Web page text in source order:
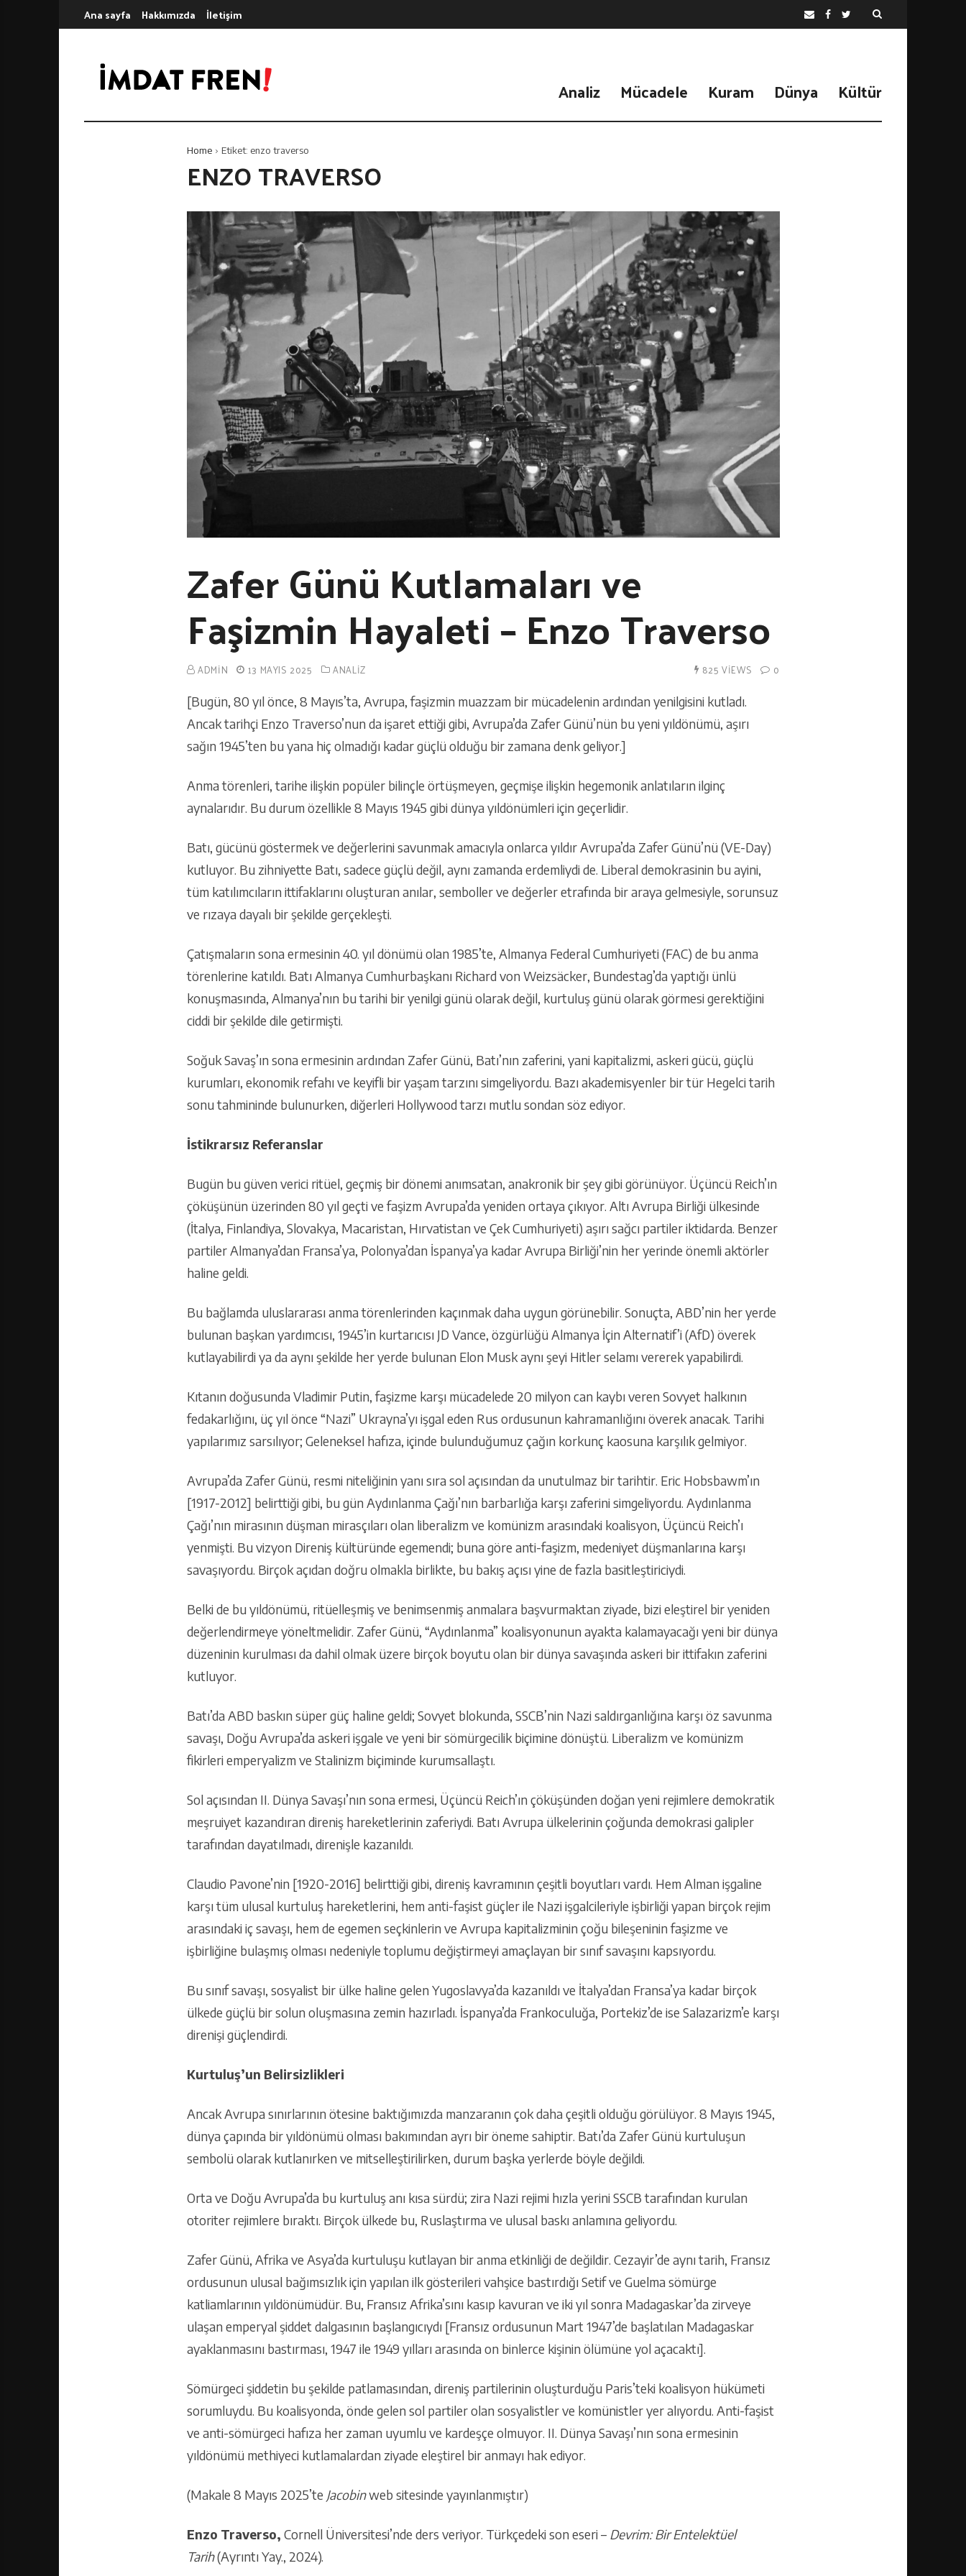
k
m
Ana sayfa Hakkımızda İletişim
Analiz Mücadele Kuram Dünya Kültür
Home Etiket: enzo traverso
ENZO TRAVERSO
Zafer Günü Kutlamaları ve
Faşizmin Hayaleti – Enzo Traverso
ADMIN 13 MAYIS 2025 ANALIZ 825 VIEWS 0
[Bugün, 80 yıl önce, 8 Mayıs’ta, Avrupa, faşizmin muazzam bir mücadelenin ardından yenilgisini kutladı.
Ancak tarihçi Enzo Traverso’nun da işaret ettiği gibi, Avrupa’da Zafer Günü’nün bu yeni yıldönümü, aşırı
sağın 1945’ten bu yana hiç olmadığı kadar güçlü olduğu bir zamana denk geliyor.]
Anma törenleri, tarihe ilişkin popüler bilinçle örtüşmeyen, geçmişe ilişkin hegemonik anlatıların ilginç
aynalarıdır. Bu durum özellikle 8 Mayıs 1945 gibi dünya yıldönümleri için geçerlidir.
Batı, gücünü göstermek ve değerlerini savunmak amacıyla onlarca yıldır Avrupa’da Zafer Günü’nü (VE-Day)
kutluyor. Bu zihniyette Batı, sadece güçlü değil, aynı zamanda erdemliydi de. Liberal demokrasinin bu ayini,
tüm katılımcıların ittifaklarını oluşturan anılar, semboller ve değerler etrafında bir araya gelmesiyle, sorunsuz
ve rızaya dayalı bir şekilde gerçekleşti.
Çatışmaların sona ermesinin 40. yıl dönümü olan 1985’te, Almanya Federal Cumhuriyeti (FAC) de bu anma
törenlerine katıldı. Batı Almanya Cumhurbaşkanı Richard von Weizsäcker, Bundestag’da yaptığı ünlü
konuşmasında, Almanya’nın bu tarihi bir yenilgi günü olarak değil, kurtuluş günü olarak görmesi gerektiğini
ciddi bir şekilde dile getirmişti.
Soğuk Savaş’ın sona ermesinin ardından Zafer Günü, Batı’nın zaferini, yani kapitalizmi, askeri gücü, güçlü
kurumları, ekonomik refahı ve keyifli bir yaşam tarzını simgeliyordu. Bazı akademisyenler bir tür Hegelci tarih
sonu tahmininde bulunurken, diğerleri Hollywood tarzı mutlu sondan söz ediyor.
İstikrarsız Referanslar
Bugün bu güven verici ritüel, geçmiş bir dönemi anımsatan, anakronik bir şey gibi görünüyor. Üçüncü Reich’ın
çöküşünün üzerinden 80 yıl geçti ve faşizm Avrupa’da yeniden ortaya çıkıyor. Altı Avrupa Birliği ülkesinde
(İtalya, Finlandiya, Slovakya, Macaristan, Hırvatistan ve Çek Cumhuriyeti) aşırı sağcı partiler iktidarda. Benzer
partiler Almanya’dan Fransa’ya, Polonya’dan İspanya’ya kadar Avrupa Birliği’nin her yerinde önemli aktörler
haline geldi.
Bu bağlamda uluslararası anma törenlerinden kaçınmak daha uygun görünebilir. Sonuçta, ABD’nin her yerde
bulunan başkan yardımcısı, 1945’in kurtarıcısı JD Vance, özgürlüğü Almanya İçin Alternatif’i (AfD) överek
kutlayabilirdi ya da aynı şekilde her yerde bulunan Elon Musk aynı şeyi Hitler selamı vererek yapabilirdi.
Kıtanın doğusunda Vladimir Putin, faşizme karşı mücadelede 20 milyon can kaybı veren Sovyet halkının
fedakarlığını, üç yıl önce “Nazi” Ukrayna’yı işgal eden Rus ordusunun kahramanlığını överek anacak. Tarihi
yapılarımız sarsılıyor; Geleneksel hafıza, içinde bulunduğumuz çağın korkunç kaosuna karşılık gelmiyor.
Avrupa’da Zafer Günü, resmi niteliğinin yanı sıra sol açısından da unutulmaz bir tarihtir. Eric Hobsbawm’ın
[1917-2012] belirttiği gibi, bu gün Aydınlanma Çağı’nın barbarlığa karşı zaferini simgeliyordu. Aydınlanma
Çağı’nın mirasının düşman mirasçıları olan liberalizm ve komünizm arasındaki koalisyon, Üçüncü Reich’ı
yenmişti. Bu vizyon Direniş kültüründe egemendi; buna göre anti-faşizm, medeniyet düşmanlarına karşı
savaşıyordu. Birçok açıdan doğru olmakla birlikte, bu bakış açısı yine de fazla basitleştiriciydi.
Belki de bu yıldönümü, ritüelleşmiş ve benimsenmiş anmalara başvurmaktan ziyade, bizi eleştirel bir yeniden
değerlendirmeye yöneltmelidir. Zafer Günü, “Aydınlanma” koalisyonunun ayakta kalamayacağı yeni bir dünya
düzeninin kurulması da dahil olmak üzere birçok boyutu olan bir dünya savaşında askeri bir ittifakın zaferini
kutluyor.
Batı’da ABD baskın süper güç haline geldi; Sovyet blokunda, SSCB’nin Nazi saldırganlığına karşı öz savunma
savaşı, Doğu Avrupa’da askeri işgale ve yeni bir sömürgecilik biçimine dönüştü. Liberalizm ve komünizm
fikirleri emperyalizm ve Stalinizm biçiminde kurumsallaştı.
Sol açısından II. Dünya Savaşı’nın sona ermesi, Üçüncü Reich’ın çöküşünden doğan yeni rejimlere demokratik
meşruiyet kazandıran direniş hareketlerinin zaferiydi. Batı Avrupa ülkelerinin çoğunda demokrasi galipler
tarafından dayatılmadı, direnişle kazanıldı.
Claudio Pavone’nin [1920-2016] belirttiği gibi, direniş kavramının çeşitli boyutları vardı. Hem Alman işgaline
karşı tüm ulusal kurtuluş hareketlerini, hem anti-faşist güçler ile Nazi işgalcileriyle işbirliği yapan birçok rejim
arasındaki iç savaşı, hem de egemen seçkinlerin ve Avrupa kapitalizminin çoğu bileşeninin faşizme ve
işbirliğine bulaşmış olması nedeniyle toplumu değiştirmeyi amaçlayan bir sınıf savaşını kapsıyordu.
Bu sınıf savaşı, sosyalist bir ülke haline gelen Yugoslavya’da kazanıldı ve İtalya’dan Fransa’ya kadar birçok
ülkede güçlü bir solun oluşmasına zemin hazırladı. İspanya’da Frankoculuğa, Portekiz’de ise Salazarizm’e karşı
direnişi güçlendirdi.
Kurtuluş’un Belirsizlikleri
Ancak Avrupa sınırlarının ötesine baktığımızda manzaranın çok daha çeşitli olduğu görülüyor. 8 Mayıs 1945,
dünya çapında bir yıldönümü olması bakımından ayrı bir öneme sahiptir. Batı’da Zafer Günü kurtuluşun
sembolü olarak kutlanırken ve mitselleştirilirken, durum başka yerlerde böyle değildi.
Orta ve Doğu Avrupa’da bu kurtuluş anı kısa sürdü; zira Nazi rejimi hızla yerini SSCB tarafından kurulan
otoriter rejimlere bıraktı. Birçok ülkede bu, Ruslaştırma ve ulusal baskı anlamına geliyordu.
Zafer Günü, Afrika ve Asya’da kurtuluşu kutlayan bir anma etkinliği de değildir. Cezayir’de aynı tarih, Fransız
ordusunun ulusal bağımsızlık için yapılan ilk gösterileri vahşice bastırdığı Setif ve Guelma sömürge
katliamlarının yıldönümüdür. Bu, Fransız Afrika’sını kasıp kavuran ve iki yıl sonra Madagaskar’da zirveye
ulaşan emperyal şiddet dalgasının başlangıcıydı [Fransız ordusunun Mart 1947’de başlatılan Madagaskar
ayaklanmasını bastırması, 1947 ile 1949 yılları arasında on binlerce kişinin ölümüne yol açacaktı].
Sömürgeci şiddetin bu şekilde patlamasından, direniş partilerinin oluşturduğu Paris’teki koalisyon hükümeti
sorumluydu. Bu koalisyonda, önde gelen sol partiler olan sosyalistler ve komünistler yer alıyordu. Anti-faşist
ve anti-sömürgeci hafıza her zaman uyumlu ve kardeşçe olmuyor. II. Dünya Savaşı’nın sona ermesinin
yıldönümü methiyeci kutlamalardan ziyade eleştirel bir anmayı hak ediyor.
(Makale 8 Mayıs 2025’te Jacobinweb sitesinde yayınlanmıştır)
Enzo Traverso, Cornell Üniversitesi’nde ders veriyor. Türkçedeki son eseri – Devrim: Bir Entelektüel
Tarih(Ayrıntı Yay., 2024).